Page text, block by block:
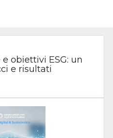
obiettivi ESG: un
e risultati